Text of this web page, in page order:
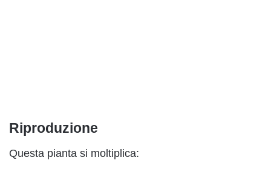
Riproduzione
Questa pianta si moltiplica: